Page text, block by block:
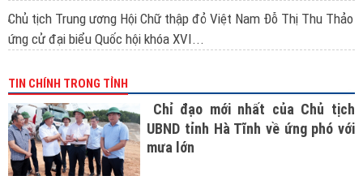
Chủ tịch Trung ương Hội Chữ thập đỏ Việt Nam Đỗ Thị Thu Thảo
ứng cử đại biểu Quốc hội khóa XVI...
TIN CHÍNH TRONG TỈNH
Chỉ đạo mới nhất của Chủ tịch
UBND tỉnh Hà Tĩnh về ứng phó với
mưa lớn